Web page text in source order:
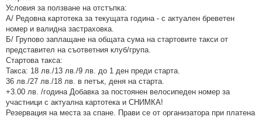
Условия за ползване на отстъпка:
А/ Редовна картотека за текущата година - с актуален бреветен
номер и валидна застраховка.
Б/ Групово заплащане на общата сума на стартовите такси от
представител на съответния клуб/група.
Стартова такса:
Такса: 18 лв./13 лв./9 лв. до 1 ден преди старта.
36 лв./27 лв./18 лв. в петък, деня на старта.
+3.00 лв. /година Добавка за постоянен велосипеден номер за
участници с актуална картотека и СНИМКА!
Резервация на места за спане. Прави се от организатора при платена